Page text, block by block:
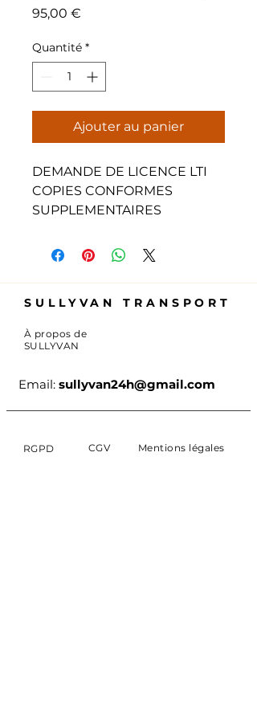
95,00 €
Quantité *
Ajouter au panier
DEMANDE DE LICENCE LTI
COPIES CONFORMES
SUPPLEMENTAIRES
SULLYVAN TRANSPORT
À propos de
SULLYVAN
Email: sullyvan24h@gmail.com
RGPD CGV Mentions légales